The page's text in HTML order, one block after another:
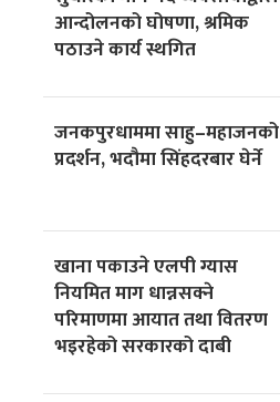
आन्दोलनको घोषणा, श्रमिक
पठाउने कार्य स्थगित
जनकपुरधाममा साहु–महाजनको
प्रदर्शन, भदौमा सिंहदरबार घेर्ने
खाना पकाउने एलपी ग्यास
नियमित माग धान्नसक्ने
परिमाणमा आयात तथा वितरण
भइरहेको सरकारको दाबी